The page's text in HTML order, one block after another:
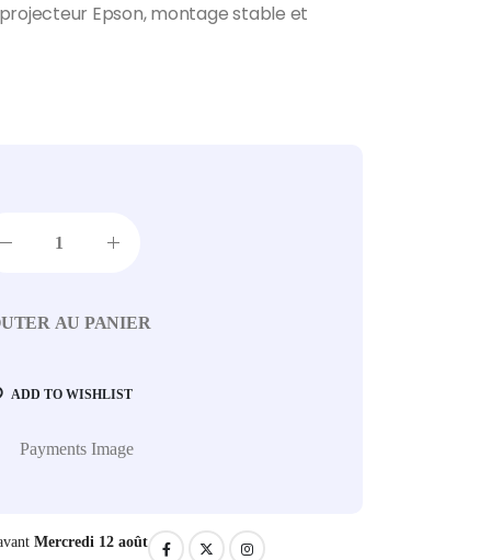
Epson, montage stable et
AU PANIER
ADD TO WISHLIST
Mercredi 12 août